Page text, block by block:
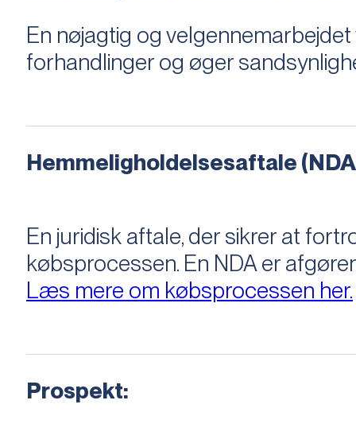
En nøjagtig og
forhandlinger og øger
Hemmeligholdelsesaftale
En juridisk aftale, der sikrer at
købsprocessen​​. En NDA er
Læs mere om købsprocessen her.
Prospekt: